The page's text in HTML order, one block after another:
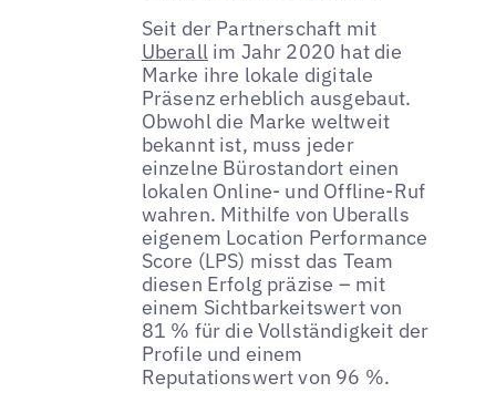
Seit der Partnerschaft mit
Uberall im Jahr 2020 hat die
Marke ihre lokale digitale
Präsenz erheblich ausgebaut.
Obwohl die Marke weltweit
bekannt ist, muss jeder
einzelne Bürostandort einen
lokalen Online- und Offline-Ruf
wahren. Mithilfe von Uberalls
eigenem Location Performance
Score (LPS) misst das Team
diesen Erfolg präzise – mit
einem Sichtbarkeitswert von
81 % für die Vollständigkeit der
Profile und einem
Reputationswert von 96 %.